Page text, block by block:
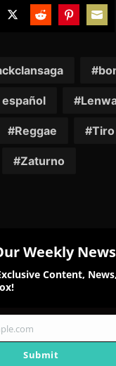
TwitterReddit
Pinterest
Reggae Tiro
Zaturno
Weekly
Content,
Submit